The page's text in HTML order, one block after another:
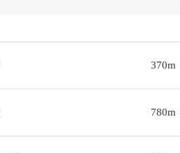
370m
780m